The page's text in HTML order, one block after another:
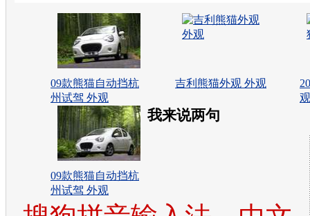
09款熊猫自动挡杭
州试驾 外观
吉利熊猫外观 外观
观
09款熊猫自动挡杭
州试驾 外观
我来说两句